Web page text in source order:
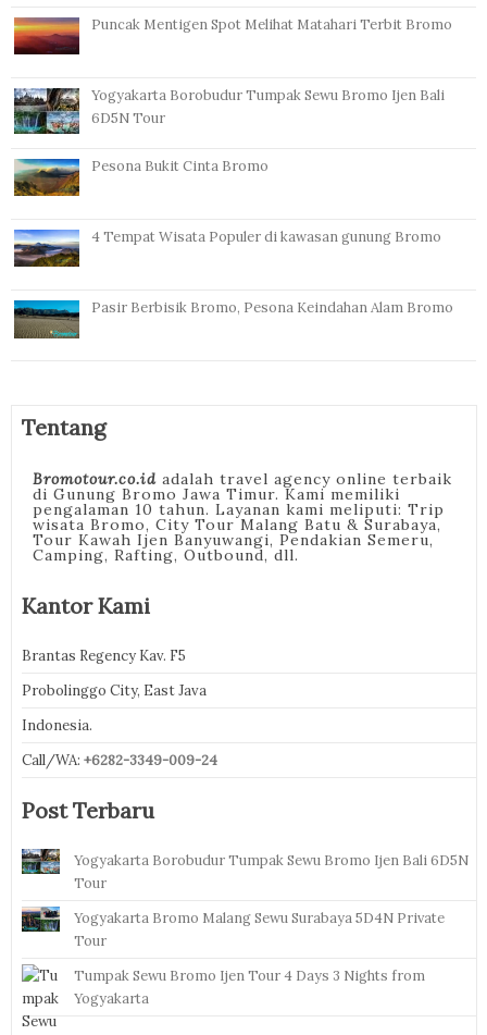
Puncak Mentigen Spot Melihat Matahari Terbit Bromo
Yogyakarta Borobudur Tumpak Sewu Bromo Ijen Bali
6D5N Tour
Pesona Bukit Cinta Bromo
4 Tempat Wisata Populer di kawasan gunung Bromo
Pasir Berbisik Bromo, Pesona Keindahan Alam Bromo
Tentang
Bromotour.co.idadalah travel agency online terbaik
di Gunung Bromo Jawa Timur. Kami memiliki
pengalaman 10 tahun. Layanan kami meliputi: Trip
wisata Bromo, City Tour Malang Batu & Surabaya,
Tour Kawah Ijen Banyuwangi, Pendakian Semeru,
Camping, Rafting, Outbound, dll.
Kantor Kami
Brantas Regency Kav. F5
Probolinggo City, East Java
Indonesia.
Call/WA: +6282-3349-009-24
Post Terbaru
Yogyakarta Borobudur Tumpak Sewu Bromo Ijen Bali 6D5N
Tour
Yogyakarta Bromo Malang Sewu Surabaya 5D4N Private
Tour
Tumpak Sewu Bromo Ijen Tour 4 Days 3 Nights from
Yogyakarta